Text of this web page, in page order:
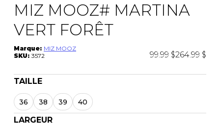
MIZ MOOZ# MARTINA
VERT FORÊT
Marque: MIZ MOOZ
SKU: 3572 99.99 $264.99 $
TAILLE
36 38 39 40
LARGEUR